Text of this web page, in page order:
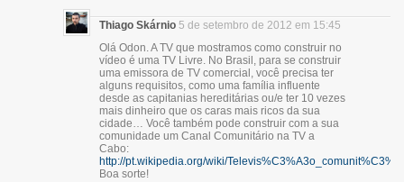
Thiago Skárnio 5 de setembro de 2012 em 15:45
Olá Odon. A TV que mostramos como construir no
vídeo é uma TV Livre. No Brasil, para se construir
uma emissora de TV comercial, você precisa ter
alguns requisitos, como uma família influente
desde as capitanias hereditárias ou/e ter 10 vezes
mais dinheiro que os caras mais ricos da sua
cidade… Você também pode construir com a sua
comunidade um Canal Comunitário na TV a
Cabo:
http://pt.wikipedia.org/wiki/
Boa sorte!